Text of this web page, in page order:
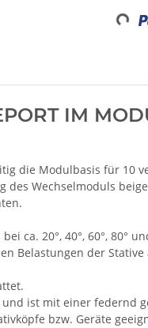
IM
die Modulbasis für 10
Wechselmoduls
ca. 20°, 40°, 60°, 80°
Belastungen der
ist mit einer federnd
bzw. Geräte